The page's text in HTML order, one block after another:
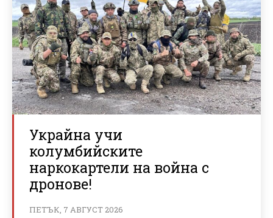
Украйна учи
колумбийските
наркокартели на война с
дронове!
ПЕТЪК, 7 АВГУСТ 2026